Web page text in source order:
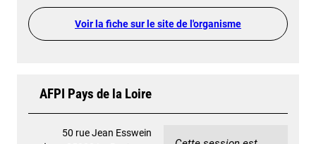
Voir la fiche sur le site de l'organisme
AFPI Pays de la Loire
50 rue Jean Esswein